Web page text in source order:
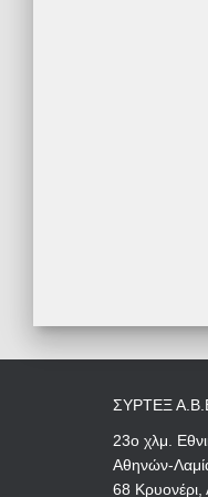
ΣΥΡΤΕΞ
23ο χλμ.
Αθηνών-
68 Κρυονέρι,